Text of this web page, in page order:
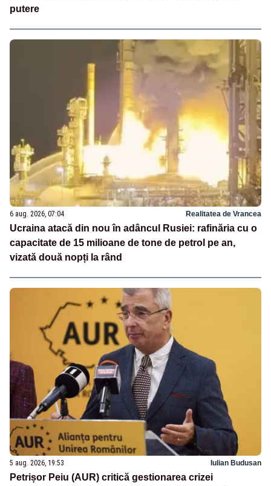
putere
6 aug. 2026, 07:04 Realitatea de Vrancea
Ucraina atacă din nou în adâncul Rusiei: rafinăria cu o
capacitate de 15 milioane de tone de petrol pe an,
vizată două nopți la rând
5 aug. 2026, 19:53 Iulian Budusan
Petrișor Peiu (AUR) critică gestionarea crizei